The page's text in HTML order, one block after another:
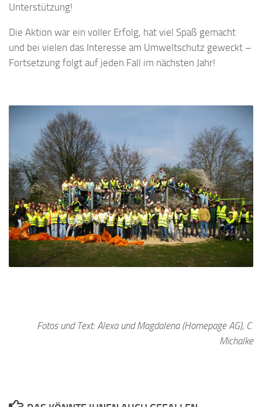
Unterstützung!
Die Aktion war ein voller Erfolg, hat viel Spaß gemacht
und bei vielen das Interesse am Umweltschutz geweckt –
Fortsetzung folgt auf jeden Fall im nächsten Jahr!
Fotos und Text: Alexa und Magdalena (Homepage AG), C.
Michalke